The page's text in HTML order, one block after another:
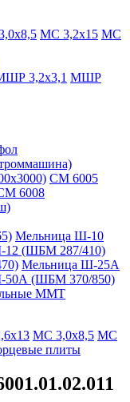
МС 3,2х15 МС
3,2х3,1 МШР
СМ 6005
6008
Мельница Ш-10
12 (ШБМ 287/410)
Мельница Ш-25А
50А (ШБМ 370/850)
ММТ
МС 3,0х8,5 МС
плиты